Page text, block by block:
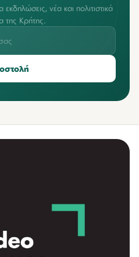
νέα και πολιτιστικά
της Κρήτης.